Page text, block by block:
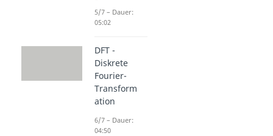
5/7 – Dauer:
05:02
DFT -
Diskrete
Fourier-
Transform
ation
6/7 – Dauer:
04:50